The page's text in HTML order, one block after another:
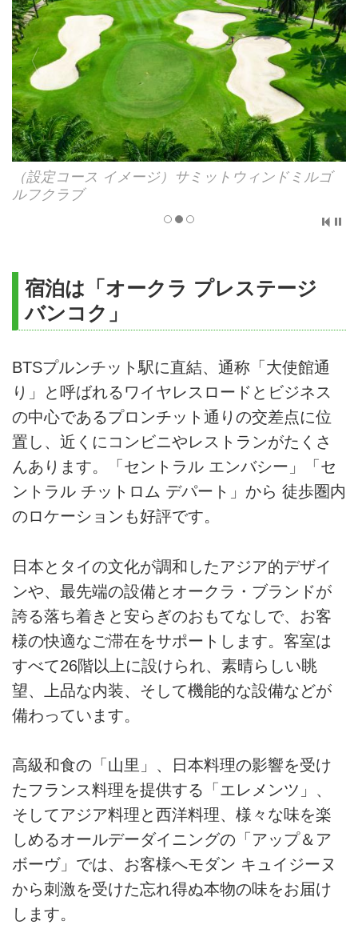
（設定コース イメージ）サミットウィンドミルゴ
ルフクラブ
宿泊は「オークラ プレステージ
バンコク」
BTSプルンチット駅に直結、通称「大使館通
り」と呼ばれるワイヤレスロードとビジネス
の中心であるプロンチット通りの交差点に位
置し、近くにコンビニやレストランがたくさ
んあります。「セントラル エンバシー」「セ
ントラル チットロム デパート」から 徒歩圏内
のロケーションも好評です。
日本とタイの文化が調和したアジア的デザイ
ンや、最先端の設備とオークラ・ブランドが
誇る落ち着きと安らぎのおもてなしで、お客
様の快適なご滞在をサポートします。客室は
すべて26階以上に設けられ、素晴らしい眺
望、上品な内装、そして機能的な設備などが
備わっています。
高級和食の「山里」、日本料理の影響を受け
たフランス料理を提供する「エレメンツ」、
そしてアジア料理と西洋料理、様々な味を楽
しめるオールデーダイニングの「アップ＆ア
ボーヴ」では、お客様へモダン キュイジーヌ
から刺激を受けた忘れ得ぬ本物の味をお届け
します。